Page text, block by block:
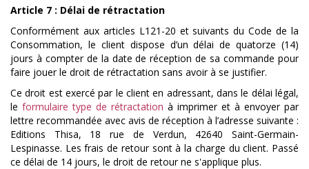
Article 7 : Délai de rétractation
Conformément aux articles L121-20 et suivants du Code de la
Consommation, le client dispose d’un délai de quatorze (14)
jours à compter de la date de réception de sa commande pour
faire jouer le droit de rétractation sans avoir à se justifier.
Ce droit est exercé par le client en adressant, dans le délai légal,
le formulaire type de rétractation à imprimer et à envoyer par
lettre recommandée avec avis de réception à l’adresse suivante :
Editions Thisa, 18 rue de Verdun, 42640 Saint-Germain-
Lespinasse. Les frais de retour sont à la charge du client. Passé
ce délai de 14 jours, le droit de retour ne s'applique plus.